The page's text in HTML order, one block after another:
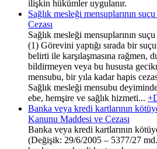
ilişkin hükümler uygulanır.
Sağlık mesleği mensuplarının
Cezası
Sağlık mesleği mensuplarının
(1) Görevini yaptığı sırada bir
belirti ile karşılaşmasına rağmen,
bildirmeyen veya bu hususta
mensubu, bir yıla kadar hapis
Sağlık mesleği mensubu
ebe, hemşire ve sağlık hizmeti...
Banka veya kredi kartlarının
Kanunu Maddesi ve Cezası
Banka veya kredi kartlarının
(Değişik: 29/6/2005 – 5377/27